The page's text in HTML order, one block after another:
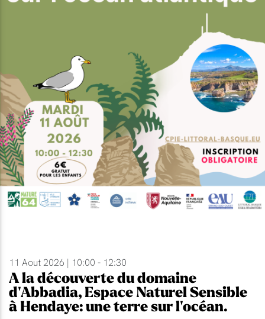
11 Aout 2026 | 10:00 - 12:30
A la découverte du domaine
d'Abbadia, Espace Naturel Sensible
à Hendaye: une terre sur l'océan.